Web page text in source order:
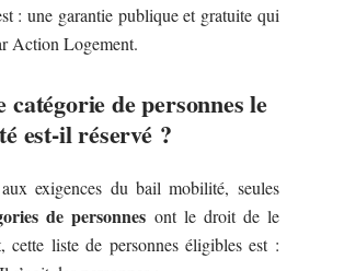
: une garantie publique et gratuite qui
Action Logement.
catégorie de personnes le
est-il réservé ?
exigences du bail mobilité, seules
de personnes ont le droit de le
cette liste de personnes éligibles est :